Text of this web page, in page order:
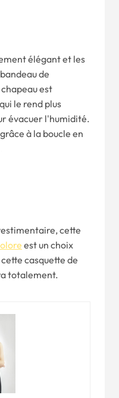
élégant et les
de
est
le rend plus
évacuer l'humidité.
à la boucle en
cette
est un choix
casquette de
totalement.